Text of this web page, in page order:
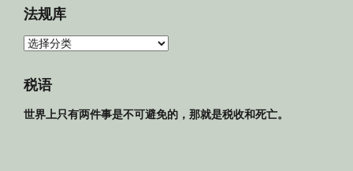
法规库
法
库
税语
世界上只有两件事是不可避免的，那就是税收和死亡。